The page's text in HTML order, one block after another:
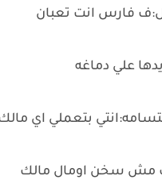
فارس انت تعبان
علي دماغه
بتعملي اي
مش سخن اومال مالك